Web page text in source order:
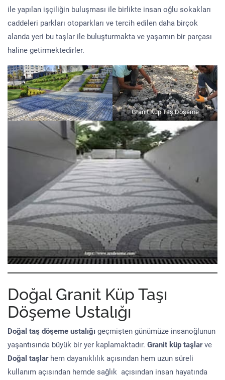
ile yapılan işçiliğin buluşması ile birlikte insan oğlu sokakları
caddeleri parkları otoparkları ve tercih edilen daha birçok
alanda yeri bu taşlar ile buluşturmakta ve yaşamın bir parçası
haline getirmektedirler.
Granit Küp Taş Döşeme
Doğal Granit Küp Taşı
Döşeme Ustalığı
Doğal taş döşeme ustalığı geçmişten günümüze insanoğlunun
yaşantısında büyük bir yer kaplamaktadır. Granit küp taşlarve
Doğal taşlar hem dayanıklılık açısından hem uzun süreli
kullanım açısından hemde sağlık açısından insan hayatında